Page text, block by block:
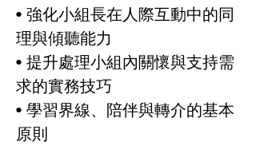
• 強化小組長在人際互動中的同
理與傾聽能力
• 提升處理小組內關懷與支持需
求的實務技巧
• 學習界線、陪伴與轉介的基本
原則